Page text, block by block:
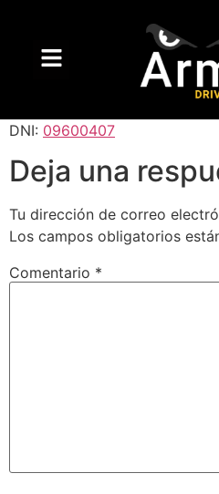
DNI: 09600407
Deja una
Tu dirección de correo
Los campos obligatorios
Comentario *